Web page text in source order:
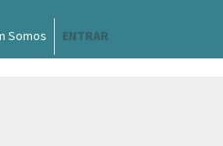
Somos ENTRAR